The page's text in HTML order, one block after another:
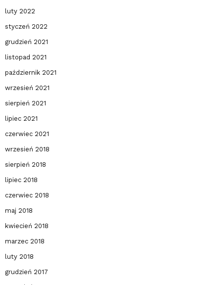
luty 2022
styczeń 2022
grudzień 2021
listopad 2021
październik 2021
wrzesień 2021
sierpień 2021
lipiec 2021
czerwiec 2021
wrzesień 2018
sierpień 2018
lipiec 2018
czerwiec 2018
maj 2018
kwiecień 2018
marzec 2018
luty 2018
grudzień 2017